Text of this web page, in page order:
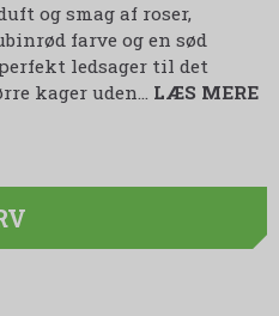
og smag af roser,
farve og en sød
ledsager til det
kager uden… LÆS MERE